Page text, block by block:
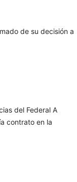
de su decisión a
del Federal A
contrato en la